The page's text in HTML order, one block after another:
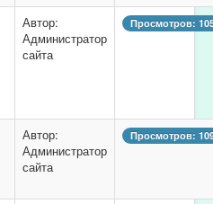
Автор:
Администратор
сайта
Просмотров:
Автор:
Администратор
сайта
Просмотров: